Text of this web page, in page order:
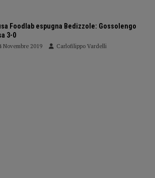
Foodlab espugna Bedizzole: Gossolengo
3-0
Novembre 2019 Carlofilippo Vardelli